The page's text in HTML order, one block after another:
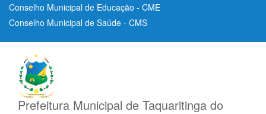
Conselho Municipal de Educação - CME
Conselho Municipal de Saúde - CMS
Prefeitura Municipal de Taquaritinga do